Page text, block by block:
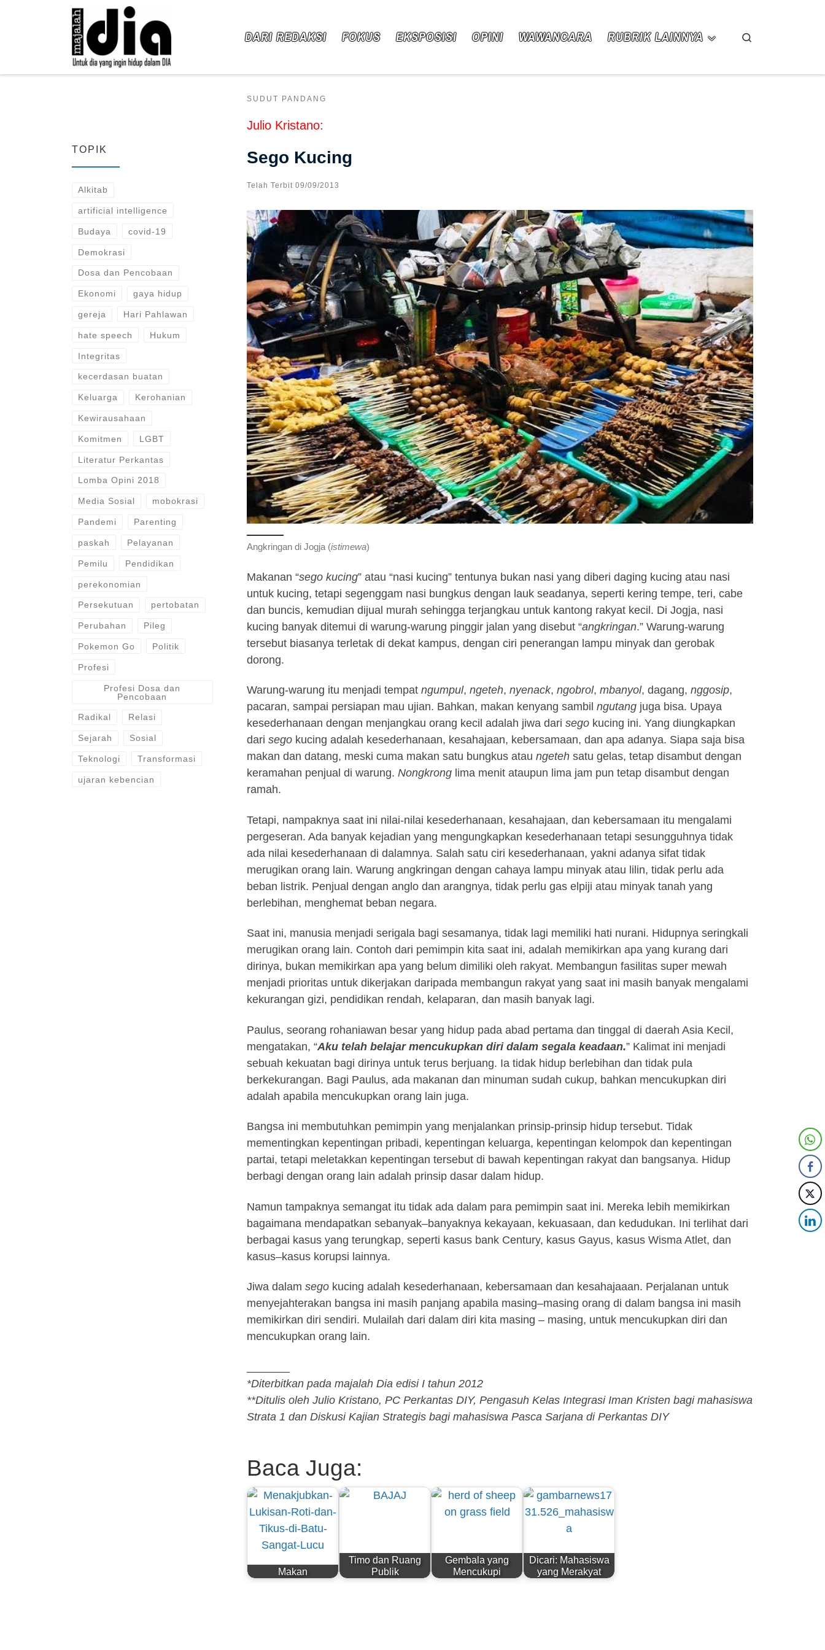
Skip to content
DARI REDAKSI FOKUS EKSPOSISI OPINI WAWANCARA RUBRIK LAINNYA
SUDUT PANDANG
Julio Kristano:
Sego Kucing
Telah Terbit 09/09/2013
Angkringan di Jogja (istimewa)
Makanan “sego kucing” atau “nasi kucing” tentunya bukan nasi yang diberi daging kucing atau nasi
untuk kucing, tetapi segenggam nasi bungkus dengan lauk seadanya, seperti kering tempe, teri, cabe
dan buncis, kemudian dijual murah sehingga terjangkau untuk kantong rakyat kecil. Di Jogja, nasi
kucing banyak ditemui di warung-warung pinggir jalan yang disebut “angkringan.” Warung-warung
tersebut biasanya terletak di dekat kampus, dengan ciri penerangan lampu minyak dan gerobak
dorong.
Warung-warung itu menjadi tempat ngumpul, ngeteh, nyenack, ngobrol, mbanyol, dagang, nggosip,
pacaran, sampai persiapan mau ujian. Bahkan, makan kenyang sambil ngutang juga bisa. Upaya
kesederhanaan dengan menjangkau orang kecil adalah jiwa dari sego kucing ini. Yang diungkapkan
dari sego kucing adalah kesederhanaan, kesahajaan, kebersamaan, dan apa adanya. Siapa saja bisa
makan dan datang, meski cuma makan satu bungkus atau ngeteh satu gelas, tetap disambut dengan
keramahan penjual di warung. Nongkrong lima menit ataupun lima jam pun tetap disambut dengan
ramah.
Tetapi, nampaknya saat ini nilai-nilai kesederhanaan, kesahajaan, dan kebersamaan itu mengalami
pergeseran. Ada banyak kejadian yang mengungkapkan kesederhanaan tetapi sesungguhnya tidak
ada nilai kesederhanaan di dalamnya. Salah satu ciri kesederhanaan, yakni adanya sifat tidak
merugikan orang lain. Warung angkringan dengan cahaya lampu minyak atau lilin, tidak perlu ada
beban listrik. Penjual dengan anglo dan arangnya, tidak perlu gas elpiji atau minyak tanah yang
berlebihan, menghemat beban negara.
Saat ini, manusia menjadi serigala bagi sesamanya, tidak lagi memiliki hati nurani. Hidupnya seringkali
merugikan orang lain. Contoh dari pemimpin kita saat ini, adalah memikirkan apa yang kurang dari
dirinya, bukan memikirkan apa yang belum dimiliki oleh rakyat. Membangun fasilitas super mewah
menjadi prioritas untuk dikerjakan daripada membangun rakyat yang saat ini masih banyak mengalami
kekurangan gizi, pendidikan rendah, kelaparan, dan masih banyak lagi.
Paulus, seorang rohaniawan besar yang hidup pada abad pertama dan tinggal di daerah Asia Kecil,
mengatakan, “Aku telah belajar mencukupkan diri dalam segala keadaan.” Kalimat ini menjadi
sebuah kekuatan bagi dirinya untuk terus berjuang. Ia tidak hidup berlebihan dan tidak pula
berkekurangan. Bagi Paulus, ada makanan dan minuman sudah cukup, bahkan mencukupkan diri
adalah apabila mencukupkan orang lain juga.
Bangsa ini membutuhkan pemimpin yang menjalankan prinsip-prinsip hidup tersebut. Tidak
mementingkan kepentingan pribadi, kepentingan keluarga, kepentingan kelompok dan kepentingan
partai, tetapi meletakkan kepentingan tersebut di bawah kepentingan rakyat dan bangsanya. Hidup
berbagi dengan orang lain adalah prinsip dasar dalam hidup.
Namun tampaknya semangat itu tidak ada dalam para pemimpin saat ini. Mereka lebih memikirkan
bagaimana mendapatkan sebanyak–banyaknya kekayaan, kekuasaan, dan kedudukan. Ini terlihat dari
berbagai kasus yang terungkap, seperti kasus bank Century, kasus Gayus, kasus Wisma Atlet, dan
kasus–kasus korupsi lainnya.
Jiwa dalam sego kucing adalah kesederhanaan, kebersamaan dan kesahajaaan. Perjalanan untuk
menyejahterakan bangsa ini masih panjang apabila masing–masing orang di dalam bangsa ini masih
memikirkan diri sendiri. Mulailah dari dalam diri kita masing – masing, untuk mencukupkan diri dan
mencukupkan orang lain.
*Diterbitkan pada majalah Dia edisi I tahun 2012
**Ditulis oleh Julio Kristano, PC Perkantas DIY, Pengasuh Kelas Integrasi Iman Kristen bagi mahasiswa
Strata 1 dan Diskusi Kajian Strategis bagi mahasiswa Pasca Sarjana di Perkantas DIY
Baca Juga:
Makan
Timo dan Ruang
Publik
Gembala yang
Mencukupi
Dicari: Mahasiswa
yang Merakyat
TOPIK
Alkitab
artificial intelligence
Budaya covid-19
Demokrasi
Dosa dan Pencobaan
Ekonomi gaya hidup
gereja Hari Pahlawan
hate speech Hukum
Integritas
kecerdasan buatan
Keluarga Kerohanian
Kewirausahaan
Komitmen LGBT
Literatur Perkantas
Lomba Opini 2018
Media Sosial mobokrasi
Pandemi Parenting
paskah Pelayanan
Pemilu Pendidikan
perekonomian
Persekutuan pertobatan
Perubahan Pileg
Pokemon Go Politik
Profesi
Profesi Dosa dan
Pencobaan
Radikal Relasi
Sejarah Sosial
Teknologi Transformasi
ujaran kebencian